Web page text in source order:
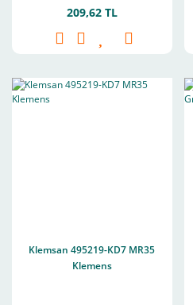
209,62 TL
Klemsan 495219-KD7 MR35
Klemens